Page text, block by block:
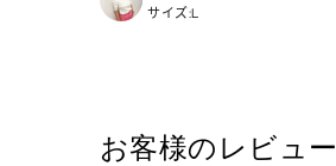
サイズ:L
お客様のレビュー